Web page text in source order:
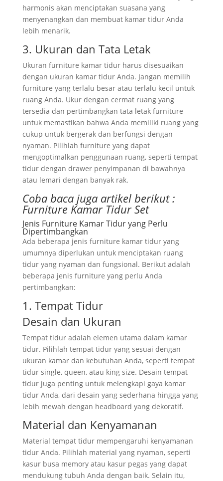
harmonis akan menciptakan suasana yang
menyenangkan dan membuat kamar tidur Anda
lebih menarik.
3. Ukuran dan Tata Letak
Ukuran furniture kamar tidur harus disesuaikan
dengan ukuran kamar tidur Anda. Jangan memilih
furniture yang terlalu besar atau terlalu kecil untuk
ruang Anda. Ukur dengan cermat ruang yang
tersedia dan pertimbangkan tata letak furniture
untuk memastikan bahwa Anda memiliki ruang yang
cukup untuk bergerak dan berfungsi dengan
nyaman. Pilihlah furniture yang dapat
mengoptimalkan penggunaan ruang, seperti tempat
tidur dengan drawer penyimpanan di bawahnya
atau lemari dengan banyak rak.
Coba baca juga artikel berikut :
Furniture Kamar Tidur Set
Jenis Furniture Kamar Tidur yang Perlu
Dipertimbangkan
Ada beberapa jenis furniture kamar tidur yang
umumnya diperlukan untuk menciptakan ruang
tidur yang nyaman dan fungsional. Berikut adalah
beberapa jenis furniture yang perlu Anda
pertimbangkan:
1. Tempat Tidur
Desain dan Ukuran
Tempat tidur adalah elemen utama dalam kamar
tidur. Pilihlah tempat tidur yang sesuai dengan
ukuran kamar dan kebutuhan Anda, seperti tempat
tidur single, queen, atau king size. Desain tempat
tidur juga penting untuk melengkapi gaya kamar
tidur Anda, dari desain yang sederhana hingga yang
lebih mewah dengan headboard yang dekoratif.
Material dan Kenyamanan
Material tempat tidur mempengaruhi kenyamanan
tidur Anda. Pilihlah material yang nyaman, seperti
kasur busa memory atau kasur pegas yang dapat
mendukung tubuh Anda dengan baik. Selain itu,